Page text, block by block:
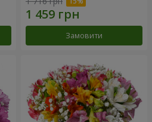
Замовити